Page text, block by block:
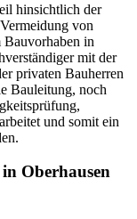
hinsichtlich der
von
Bauvorhaben in
mit der
privaten Bauherren
Bauleitung, noch
und somit ein
Oberhausen